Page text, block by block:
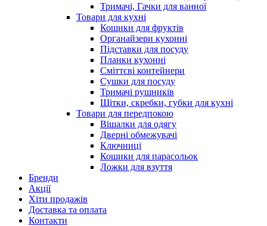
Тримачі, Гачки для ванної
Товари для кухні
Кошики для фруктів
Органайзери кухонні
Підставки для посуду
Планки кухонні
Сміттєві контейнери
Сушки для посуду
Тримачі рушників
Щітки, скребки, губки для кухні
Товари для передпокою
Вішалки для одягу
Дверні обмежувачі
Ключниці
Кошики для парасольок
Ложки для взуття
Бренди
Акції
Хіти продажів
Доставка та оплата
Контакти